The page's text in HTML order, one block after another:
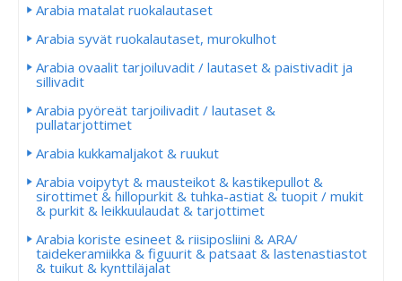
Arabia matalat ruokalautaset
Arabia syvät ruokalautaset, murokulhot
Arabia ovaalit tarjoiluvadit / lautaset & paistivadit ja
sillivadit
Arabia pyöreät tarjoilivadit / lautaset &
pullatarjottimet
Arabia kukkamaljakot & ruukut
Arabia voipytyt & mausteikot & kastikepullot &
sirottimet & hillopurkit & tuhka-astiat & tuopit / mukit
& purkit & leikkuulaudat & tarjottimet
Arabia koriste esineet & riisiposliini & ARA/
taidekeramiikka & figuurit & patsaat & lastenastiastot
& tuikut & kynttiläjalat